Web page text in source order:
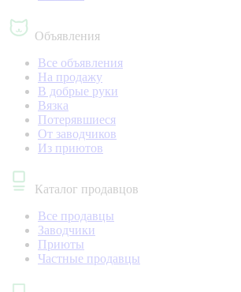
Объявления
Все объявления
На продажу
В добрые руки
Вязка
Потерявшиеся
От заводчиков
Из приютов
Каталог продавцов
Все продавцы
Заводчики
Приюты
Частные продавцы